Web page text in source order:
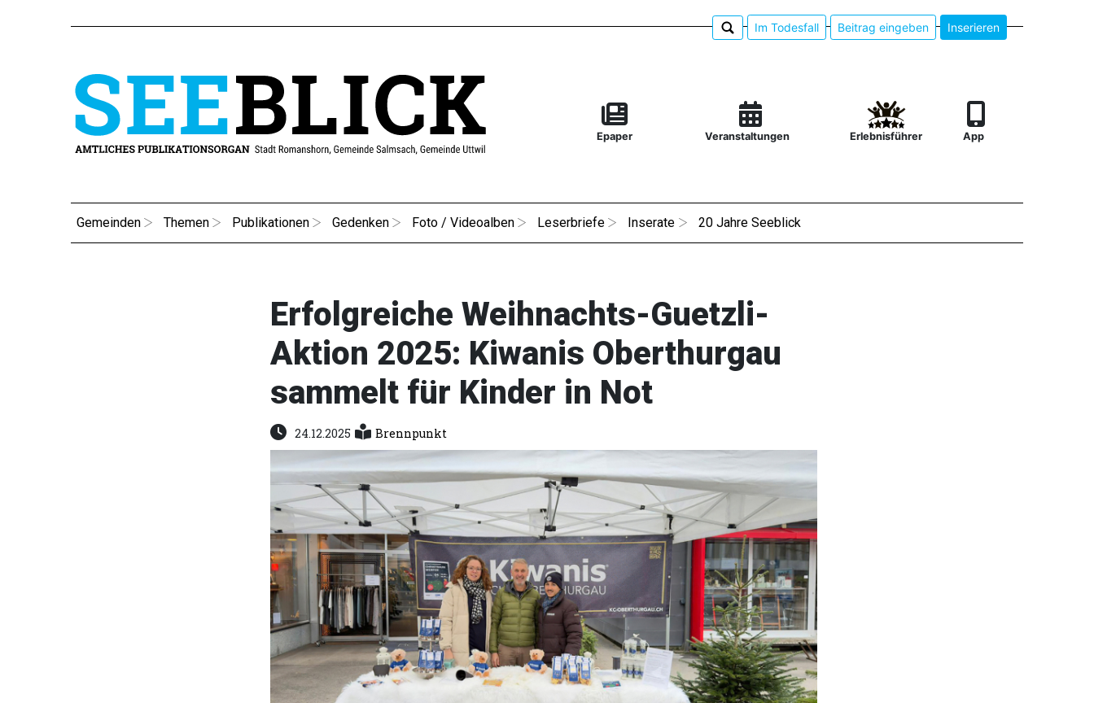
Im Todesfall Beitrag eingeben Inserieren
Epaper Veranstaltungen Erlebnisführer App
Gemeinden Themen Publikationen Gedenken Foto / Videoalben Leserbriefe Inserate 20 Jahre Seeblick
Erfolgreiche Weihnachts-Guetzli-
Aktion 2025: Kiwanis Oberthurgau
sammelt für Kinder in Not
24.12.2025 Brennpunkt